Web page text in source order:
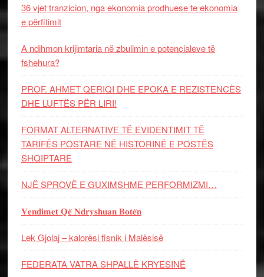
36 vjet tranzicion, nga ekonomia prodhuese te ekonomia
e përfitimit
A ndihmon krijimtaria në zbulimin e potencialeve të
fshehura?
PROF. AHMET QERIQI DHE EPOKA E REZISTENCЁS
DHE LUFTЁS PЁR LIRI!
FORMAT ALTERNATIVE TË EVIDENTIMIT TË
TARIFËS POSTARE NË HISTORINË E POSTËS
SHQIPTARE
NJË SPROVË E GUXIMSHME PERFORMIZMI…
𝐕𝐞𝐧𝐝𝐢𝐦𝐞𝐭 𝐐𝐞̈ 𝐍𝐝𝐫𝐲𝐬𝐡𝐮𝐚𝐧 𝐁𝐨𝐭𝐞̈𝐧
Lek Gjolaj – kalorësi fisnik i Malësisë
FEDERATA VATRA SHPALLË KRYESINË